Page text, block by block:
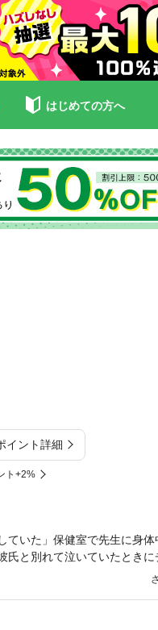
はじめての方へ
イント詳細
ト+2%
ていた」保健室で先生に身
と別れて泣いていたときに
に行く毎日。そんな私に